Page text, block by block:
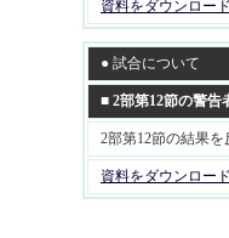
資料をダウンロー
● 試合について
■ 2部第12節の警告
2部第12節の結果を
資料をダウンロー